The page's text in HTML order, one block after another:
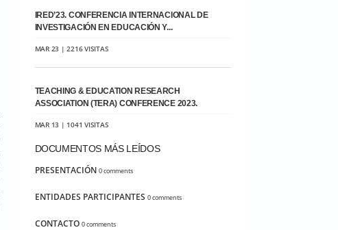
IRED’23. CONFERENCIA INTERNACIONAL DE
INVESTIGACIÓN EN EDUCACIÓN Y...
MAR 23 | 2216 VISITAS
TEACHING & EDUCATION RESEARCH
ASSOCIATION (TERA) CONFERENCE 2023.
MAR 13 | 1041 VISITAS
DOCUMENTOS MÁS LEÍDOS
PRESENTACIÓN 0 comments
ENTIDADES PARTICIPANTES 0 comments
CONTACTO 0 comments